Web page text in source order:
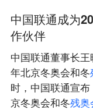
中国联通成为
作伙伴
中国联通董事长
年北京冬奥会和冬
时，中国联通宣
京冬奥会和冬残奥